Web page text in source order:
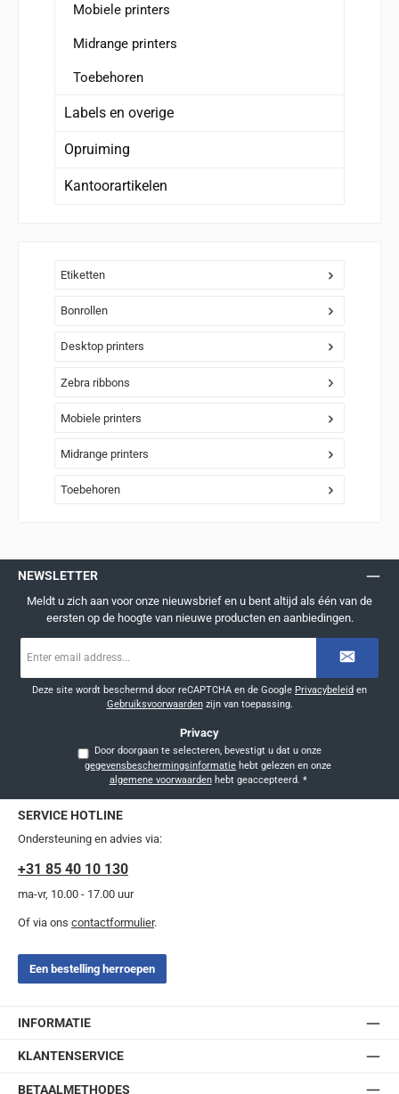
Mobiele printers
Midrange printers
Toebehoren
Labels en overige
Opruiming
Kantoorartikelen
Etiketten
Bonrollen
Desktop printers
Zebra ribbons
Mobiele printers
Midrange printers
Toebehoren
NEWSLETTER
Meldt u zich aan voor onze nieuwsbrief en u bent altijd als één van de
eersten op de hoogte van nieuwe producten en aanbiedingen.
mailadres
Deze site wordt beschermd door reCAPTCHA en de Google Privacybeleid en
Gebruiksvoorwaardenzijn van toepassing.
Privacy
Door doorgaan te selecteren, bevestigt u dat u onze
gegevensbeschermingsinformatie
algemene voorwaardenhebt geaccepteerd. *
SERVICE HOTLINE
Ondersteuning en advies via:
+31 85 40 10 130
ma-vr, 10.00 - 17.00 uur
Of via ons contactformulier.
Een bestelling herroepen
INFORMATIE
KLANTENSERVICE
BETAALMETHODES